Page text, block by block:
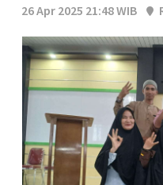
26 Apr 2025 21:48 WIB